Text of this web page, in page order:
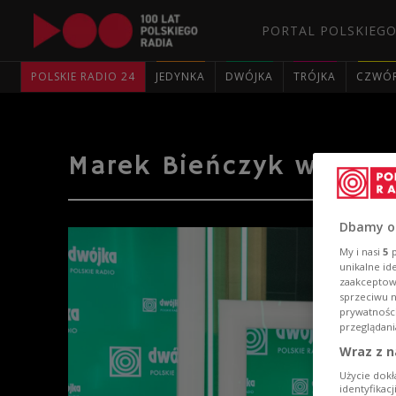
PORTAL
POLSKIE RADIO 24 JEDYNKA DWÓJKA TRÓJKA
Marek Bieńczyk w
Dbamy
My i nasi 5
unikalne
sprzeciwu
Wraz z
Użycie